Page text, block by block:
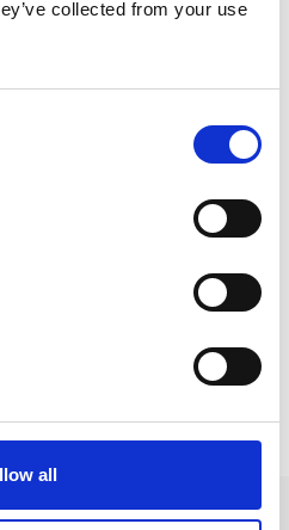
collected from your use
all
(за
ноутбука по